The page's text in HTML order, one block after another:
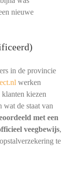
nieuwe
in de provincie
werken
kiezen
de staat van
met een
veegbewijs,
te